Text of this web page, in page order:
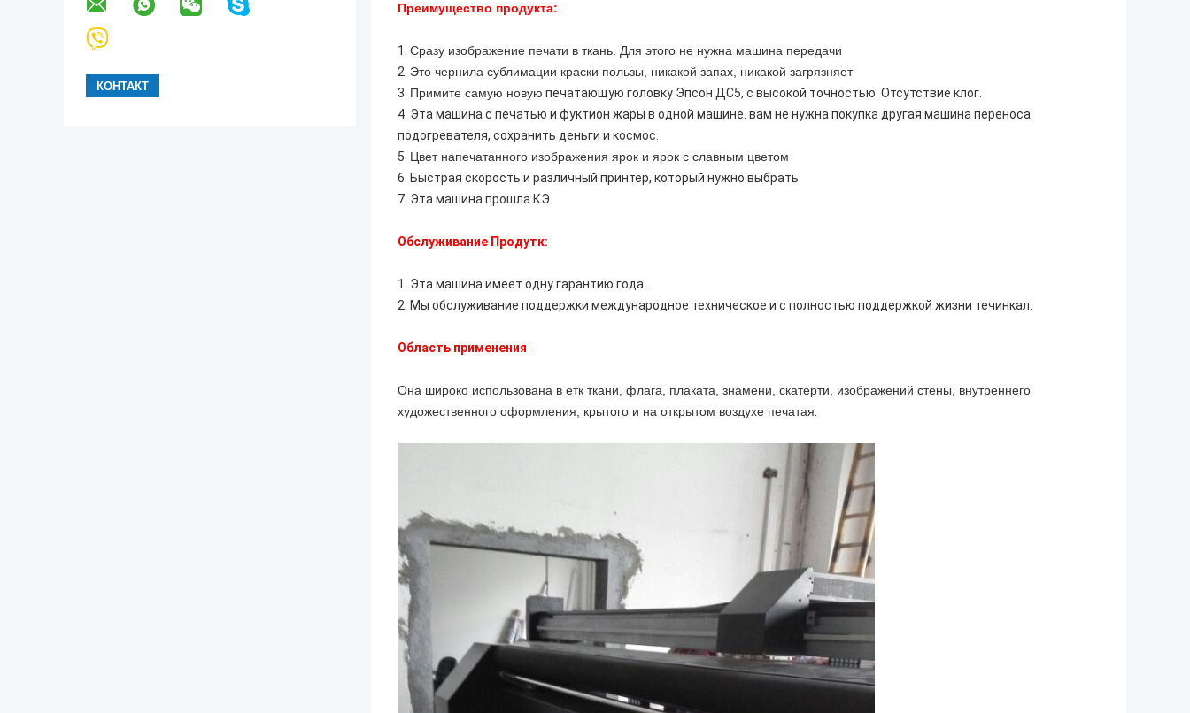
Преимущество продукта:
1. Сразу изображение печати в ткань. Для этого не нужна машина передачи
2. Это чернила сублимации краски пользы, никакой запах, никакой загрязняет
3. Примите самую новую печатающую головку Эпсон ДС5, с высокой точностью. Отсутствие клог.
4. Эта машина с печатью и фуктион жары в одной машине. вам не нужна покупка другая машина переноса
подогревателя, сохранить деньги и космос.
5. Цвет напечатанного изображения ярок и ярок с славным цветом
6. Быстрая скорость и различный принтер, который нужно выбрать
7. Эта машина прошла КЭ
Обслуживание Продутк:
1. Эта машина имеет одну гарантию года.
2. Мы обслуживание поддержки международное техническое и с полностью поддержкой жизни течинкал.
Область применения
Она широко использована в етк ткани, флага, плаката, знамени, скатерти, изображений стены, внутреннего
художественного оформления, крытого и на открытом воздухе печатая.